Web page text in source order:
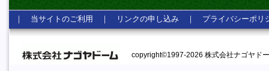
｜ 当サイトのご利用 ｜ リンクの申し込み ｜ プライバシーポリ
copyright©1997-2026 株式会社ナゴヤド